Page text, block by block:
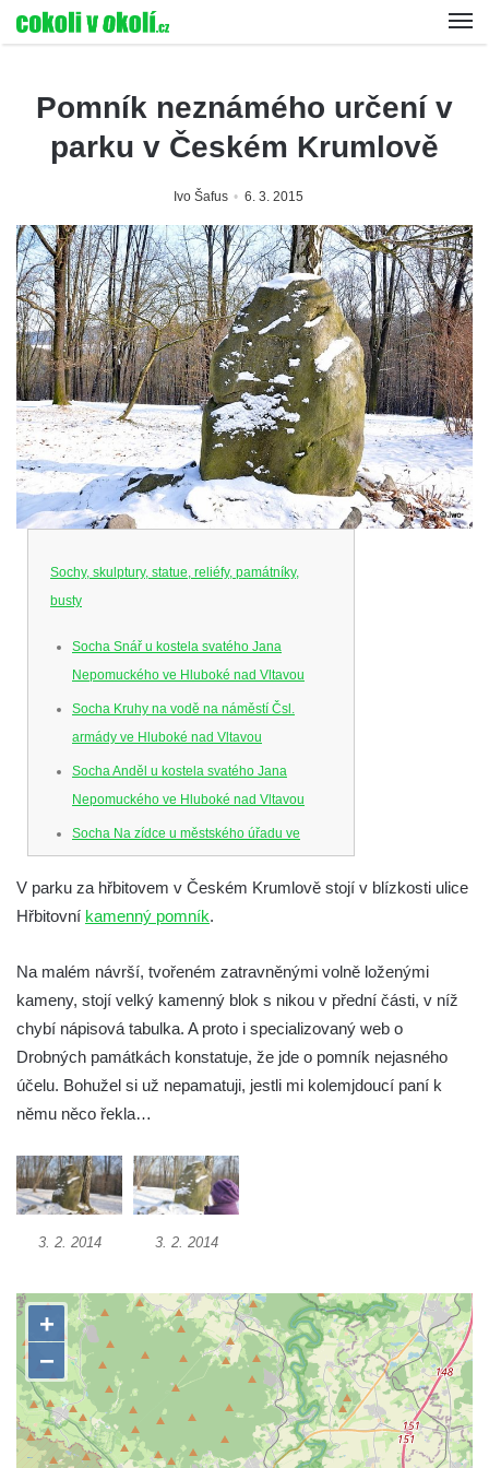
Pomník neznámého určení v
parku v Českém Krumlově
Ivo Šafus 6. 3. 2015
Sochy, skulptury, statue, reliéfy, památníky,
busty
Socha Snář u kostela svatého Jana
Nepomuckého ve Hluboké nad Vltavou
Socha Kruhy na vodě na náměstí Čsl.
armády ve Hluboké nad Vltavou
Socha Anděl u kostela svatého Jana
Nepomuckého ve Hluboké nad Vltavou
Socha Na zídce u městského úřadu ve
Hluboké nad Vltavou
Socha Posel na břehu Munického rybníka
ve Hluboké nad Vltavou
Vltavou
Socha Memento na kruhovém objezdu ve
Hluboké nad Vltavou
Socha Chalikotérium v ZOO Hluboká
Socha Veledaněk v ZOO Hluboká
Socha Koroun bezzubý v ZOO Hluboká
Socha Plejtvák obrovský v ZOO Hluboká
Socha Mamutí lebka v ZOO Hluboká
Socha Mamut srstnatý v ZOO Hluboká
Socha Orel v ZOO Hluboká
Socha Vydry si hrají v ZOO Hluboká
Socha Přátelství v ZOO Hluboká
V parku za hřbitovem v Českém Krumlově stojí v blízkosti ulice
Hřbitovní kamenný pomník.
Na malém návrší, tvořeném zatravněnými volně loženými
kameny, stojí velký kamenný blok s nikou v přední části, v níž
chybí nápisová tabulka. A proto i specializovaný web o
Drobných památkách konstatuje, že jde o pomník nejasného
účelu. Bohužel si už nepamatuji, jestli mi kolemjdoucí paní k
němu něco řekla…
3. 2. 2014 3. 2. 2014